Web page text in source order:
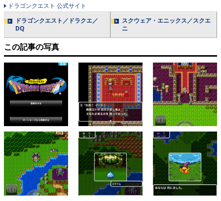
ドラゴンクエスト 公式サイト
ドラゴンクエスト／ドラクエ／
DQ
スクウェア・エニックス／スクエ
ニ
この記事の写真